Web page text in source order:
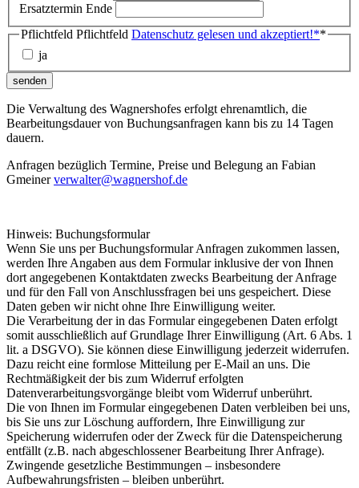
Ersatztermin Ende
Pflichtfeld Pflichtfeld Datenschutz gelesen und akzeptiert!**
ja
senden
Die Verwaltung des Wagnershofes erfolgt ehrenamtlich, die
Bearbeitungsdauer von Buchungsanfragen kann bis zu 14 Tagen
dauern.
Anfragen bezüglich Termine, Preise und Belegung an Fabian
Gmeinerverwalter@wagnershof.de
Hinweis: Buchungsformular
Wenn Sie uns per Buchungsformular Anfragen zukommen lassen,
werden Ihre Angaben aus dem Formular inklusive der von Ihnen
dort angegebenen Kontaktdaten zwecks Bearbeitung der Anfrage
und für den Fall von Anschlussfragen bei uns gespeichert. Diese
Daten geben wir nicht ohne Ihre Einwilligung weiter.
Die Verarbeitung der in das Formular eingegebenen Daten erfolgt
somit ausschließlich auf Grundlage Ihrer Einwilligung (Art. 6 Abs. 1
lit. a DSGVO). Sie können diese Einwilligung jederzeit widerrufen.
Dazu reicht eine formlose Mitteilung per E-Mail an uns. Die
Rechtmäßigkeit der bis zum Widerruf erfolgten
Datenverarbeitungsvorgänge bleibt vom Widerruf unberührt.
Die von Ihnen im Formular eingegebenen Daten verbleiben bei uns,
bis Sie uns zur Löschung auffordern, Ihre Einwilligung zur
Speicherung widerrufen oder der Zweck für die Datenspeicherung
entfällt (z.B. nach abgeschlossener Bearbeitung Ihrer Anfrage).
Zwingende gesetzliche Bestimmungen – insbesondere
Aufbewahrungsfristen – bleiben unberührt.